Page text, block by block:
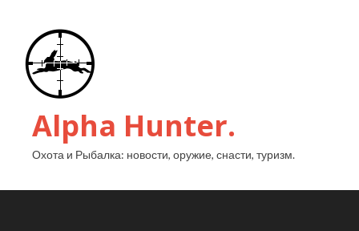
Alpha Hunter.
Охота и Рыбалка: новости, оружие, снасти, туризм.